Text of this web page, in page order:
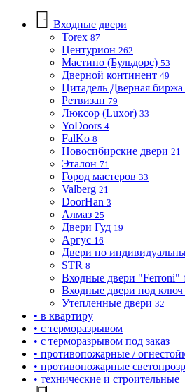
Входные двери
Torex 87
Центурион 262
Мастино (Бульдорс) 53
Дверной континент 49
Цитадель Дверная биржа
Ретвизан 79
Люксор (Luxor) 33
YoDoors 4
FalKo 8
Новосибирские двери 21
Эталон 71
Город мастеров 33
Valberg 21
DoorHan 3
Алмаз 25
Двери Гуд 19
Аргус 16
Двери по
STR 8
Входные двери "Ferroni"
Входные двери под ключ
Утепленные двери 32
• в квартиру
• с терморазрывом
• с терморазрывом под заказ
• противопожарные /
• противопожарные
• технические и строительные